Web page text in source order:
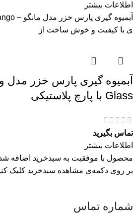
اطلاعات بیشتر
ی با کیفیت و خوش ساخت از
Glass با پارچ پلاستیکی
تماس بگیرید
اطلاعات بیشتر
محصول با موفقیت به سبدخرید اضافه
بر روی دکمه‌ی مشاهده سبدخرید کلیک
شماره تماس